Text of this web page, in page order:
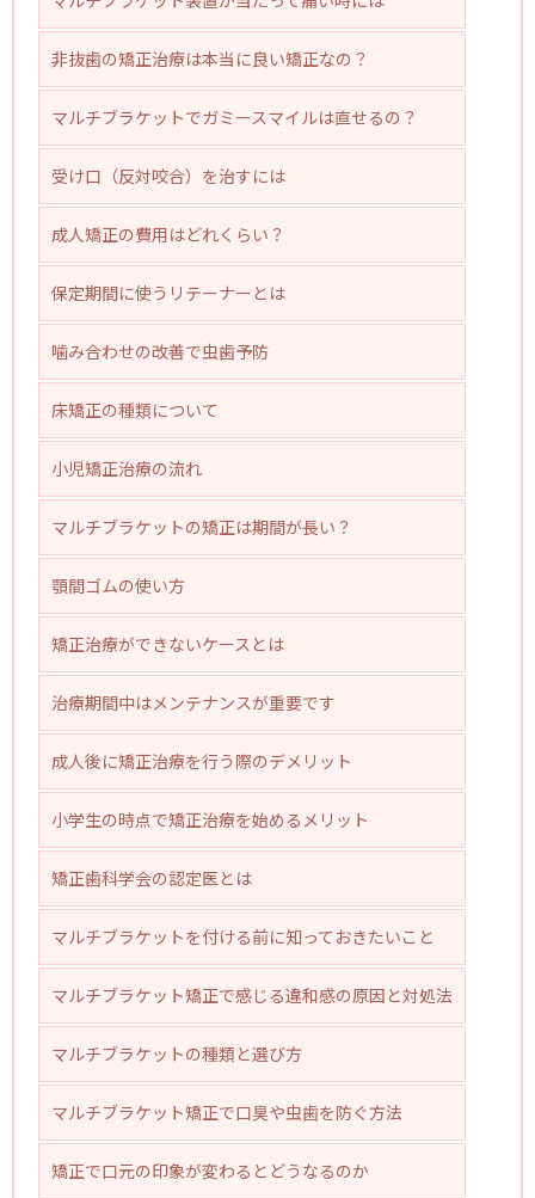
非抜歯の矯正治療は本当に良い矯正なの？
マルチブラケットでガミースマイルは直せるの？
受け口（反対咬合）を治すには
成人矯正の費用はどれくらい？
保定期間に使うリテーナーとは
噛み合わせの改善で虫歯予防
床矯正の種類について
小児矯正治療の流れ
マルチブラケットの矯正は期間が長い？
顎間ゴムの使い方
矯正治療ができないケースとは
治療期間中はメンテナンスが重要です
成人後に矯正治療を行う際のデメリット
小学生の時点で矯正治療を始めるメリット
矯正歯科学会の認定医とは
マルチブラケットを付ける前に知っておきたいこと
マルチブラケット矯正で感じる違和感の原因と対処法
マルチブラケットの種類と選び方
マルチブラケット矯正で口臭や虫歯を防ぐ方法
矯正で口元の印象が変わるとどうなるのか